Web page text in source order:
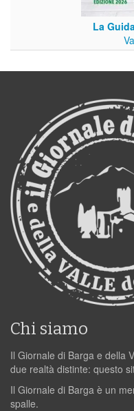
La
Chi siamo
Il Giornale di Barga e della
due realtà distinte: questo
Il Giornale di Barga è un
spalle.